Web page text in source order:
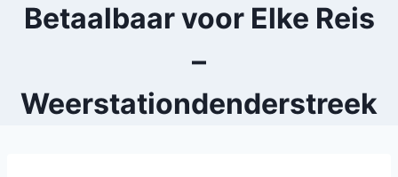
Betaalbaar voor Elke Reis
–
Weerstationdenderstreek